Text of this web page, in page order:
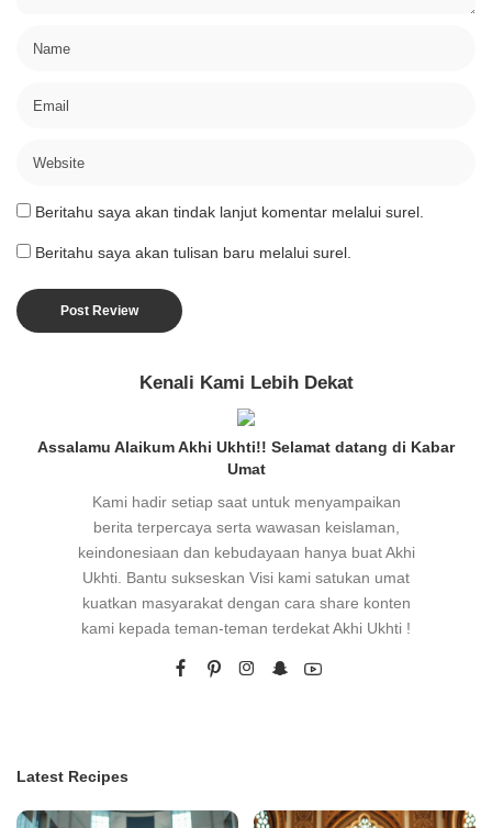
Beritahu saya akan tindak lanjut komentar melalui surel.
Beritahu saya akan tulisan baru melalui surel.
Kenali Kami Lebih Dekat
Assalamu Alaikum Akhi Ukhti!! Selamat datang di Kabar
Umat
Kami hadir setiap saat untuk menyampaikan
berita terpercaya serta wawasan keislaman,
keindonesiaan dan kebudayaan hanya buat Akhi
Ukhti. Bantu sukseskan Visi kami satukan umat
kuatkan masyarakat dengan cara share konten
kami kepada teman-teman terdekat Akhi Ukhti !
Latest Recipes